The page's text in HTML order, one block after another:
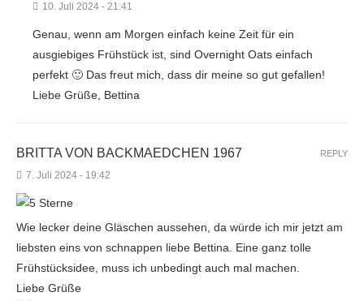
10. Juli 2024 - 21:41
Genau, wenn am Morgen einfach keine Zeit für ein
ausgiebiges Frühstück ist, sind Overnight Oats einfach
perfekt 🙂 Das freut mich, dass dir meine so gut gefallen!
Liebe Grüße, Bettina
BRITTA VON BACKMAEDCHEN 1967
7. Juli 2024 - 19:42
Wie lecker deine Gläschen aussehen, da würde ich mir jetzt am
liebsten eins von schnappen liebe Bettina. Eine ganz tolle
Frühstücksidee, muss ich unbedingt auch mal machen.
Liebe Grüße
REPLY